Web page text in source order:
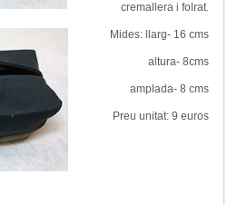
cremallera i folrat.
Mides: llarg- 16 cms
altura- 8cms
amplada- 8 cms
Preu unitat: 9 euros